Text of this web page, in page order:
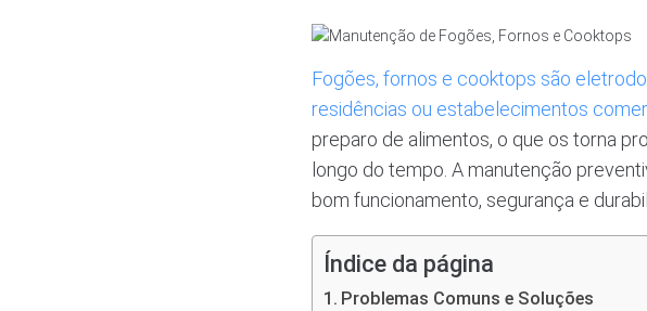
Fogões, fornos e cooktops são
residências ou estabelecimentos
preparo de alimentos, o que os torna
longo do tempo. A manutenção
bom funcionamento, segurança e
Índice da página
Problemas Comuns e Soluções